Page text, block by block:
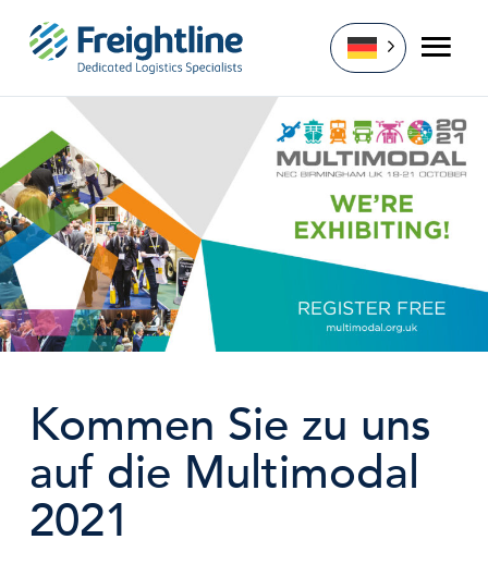
Inhalt
springen
Kommen Sie zu uns
auf die Multimodal
2021